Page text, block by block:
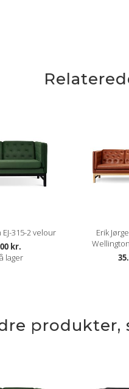
EJ-315-2 velour
kr.
lager
Erik
produkter,